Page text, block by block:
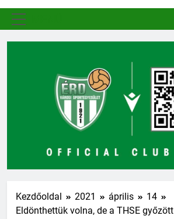
Kezdőoldal 2021 április
14
Eldönthettük volna, de a THSE győzött